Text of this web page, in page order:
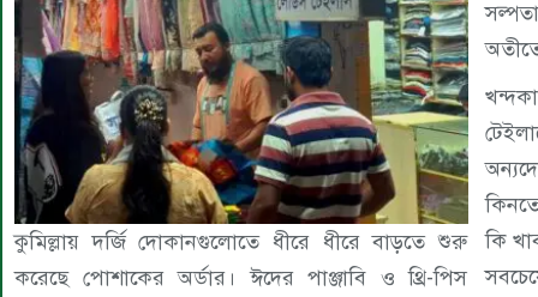
কুমিল্লায় দর্জি দোকানগুলোতে ধীরে ধীরে বাড়তে শুরু
করেছে পোশাকের অর্ডার। ঈদের পাঞ্জাবি ও থ্রি-পিস
কি